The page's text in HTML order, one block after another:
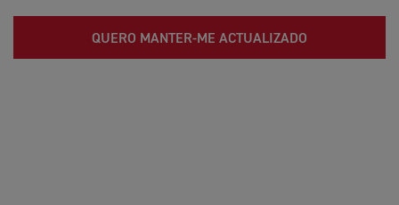
QUERO MANTER-ME ACTUALIZADO